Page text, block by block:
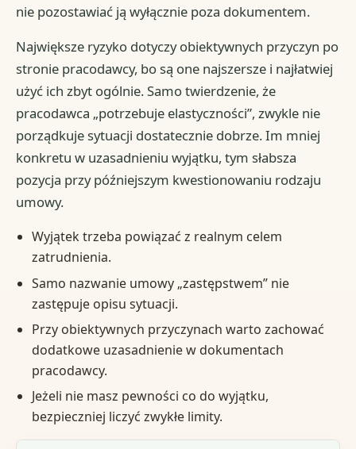
nie pozostawiać ją wyłącznie poza dokumentem.
Największe ryzyko dotyczy obiektywnych przyczyn po
stronie pracodawcy, bo są one najszersze i najłatwiej
użyć ich zbyt ogólnie. Samo twierdzenie, że
pracodawca „potrzebuje elastyczności”, zwykle nie
porządkuje sytuacji dostatecznie dobrze. Im mniej
konkretu w uzasadnieniu wyjątku, tym słabsza
pozycja przy późniejszym kwestionowaniu rodzaju
umowy.
Wyjątek trzeba powiązać z realnym celem
zatrudnienia.
Samo nazwanie umowy „zastępstwem” nie
zastępuje opisu sytuacji.
Przy obiektywnych przyczynach warto zachować
dodatkowe uzasadnienie w dokumentach
pracodawcy.
Jeżeli nie masz pewności co do wyjątku,
bezpieczniej liczyć zwykłe limity.